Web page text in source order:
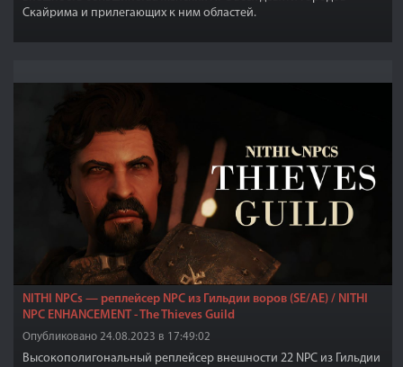
Скайрима и прилегающих к ним областей.
NITHI NPCs — реплейсер NPC из Гильдии воров (SE/AE) / NITHI
NPC ENHANCEMENT - The Thieves Guild
Опубликовано 24.08.2023 в 17:49:02
Высокополигональный реплейсер внешности 22 NPC из Гильдии